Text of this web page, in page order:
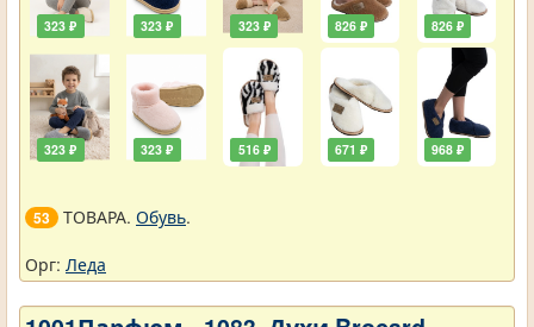
323 ₽
323 ₽
323 ₽
323 ₽
323 ₽
516 ₽
826 ₽
671 ₽
826 ₽
968 ₽
53 ТОВАРА. Обувь.
Орг: Леда